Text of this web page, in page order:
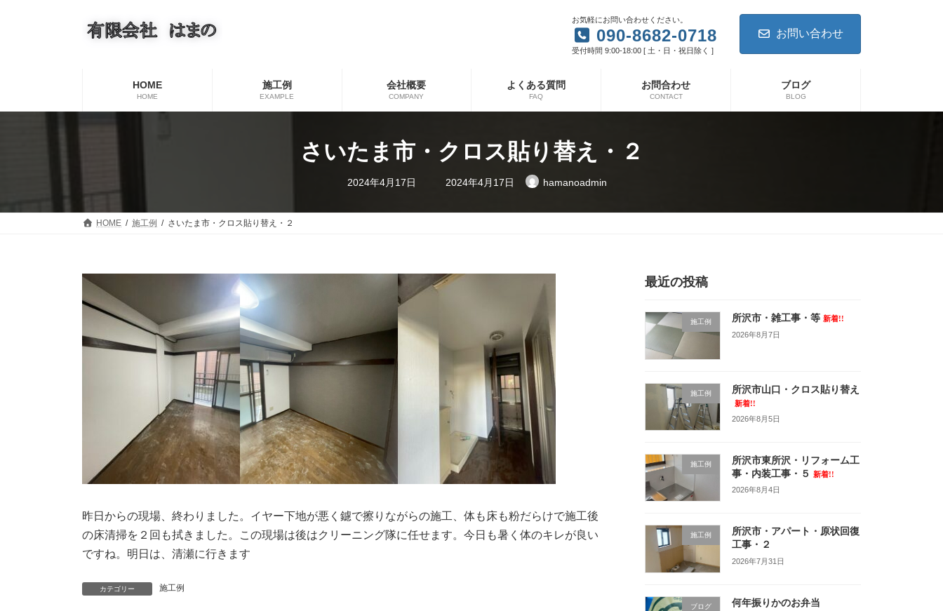
キ
に
お気軽にお問い合わせください。
090-8682-0718
受付時間 9:00-18:00 [ 土・日・祝日除く ]
お問い合わせ
HOME
HOME
施工例
EXAMPLE
会社概要
COMPANY
よくある質問
FAQ
お問合わせ
CONTACT
ブログ
BLOG
さいたま市・クロス貼り替え・２
2024年4月17日
最
終
日
2024年4月17日 hamanoadmin
HOME 施工例 さいたま市・クロス貼り替え・２
昨日からの現場、終わりました。イヤー下地が悪く鑢で擦りながらの施工、体も床も粉だらけで施工後
の床清掃を２回も拭きました。この現場は後はクリーニング隊に任せます。今日も暑く体のキレが良い
ですね。明日は、清瀬に行きます
カテゴリー 施工例
最近の投稿
施工例 所沢市・雑工事・等 新着!!
2026年8月7日
施工例 所沢市山口・クロス貼り替え
新着!!
2026年8月5日
施工例
所沢市東所沢・リフォーム工
事・内装工事・５
新着!!
2026年8月4日
施工例
所沢市・アパート・原状回復
工事・２
2026年7月31日
ブログ 何年振りかのお弁当